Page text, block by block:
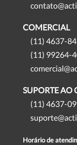
COMERCIAL
(11) 4637-
(11) 99264-
SUPORTE AO
(11) 4637-
Horário de